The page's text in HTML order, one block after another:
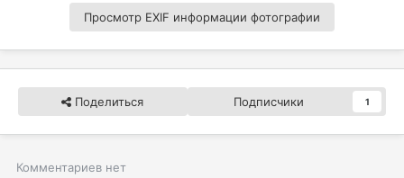
Просмотр EXIF информации фотографии
Поделиться Подписчики 1
Комментариев нет